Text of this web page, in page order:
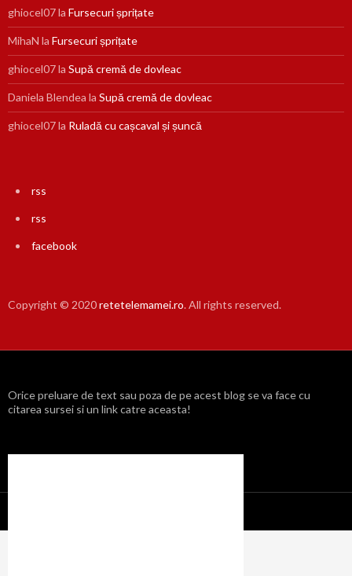
ghiocel07la Fursecuri șprițate
MihaN la Fursecuri șprițate
ghiocel07la Supă cremă de dovleac
Daniela Blendea la Supă cremă de dovleac
ghiocel07la Ruladă cu cașcaval și șuncă
rss
rss
facebook
Copyright © 2020retetelemamei.ro. All rights reserved.
Orice preluare de text sau poza de pe acest blog se va face cu
citarea sursei si un link catre aceasta!